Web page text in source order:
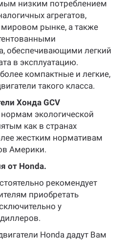
низким потреблением
агрегатов,
рынке, а также
обеспечивающими легкий
в эксплуатацию.
компактные и легкие,
такого класса.
Хонда GСV
экологической
как в странах
жестким нормативам
Америки.
от Honda.
рекомендует
приобретать
у
Honda дадут Вам